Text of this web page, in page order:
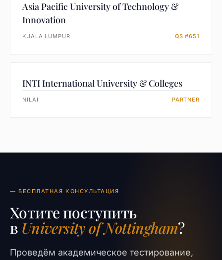
Asia Pacific University of Technology &
Innovation
KUALA LUMPUR QS #651
INTI International University & Colleges
NILAI PARTNER
— БЕСПЛАТНАЯ КОНСУЛЬТАЦИЯ
Хотите поступить
в University of Nottingham?
Проведём академическое тестирование,